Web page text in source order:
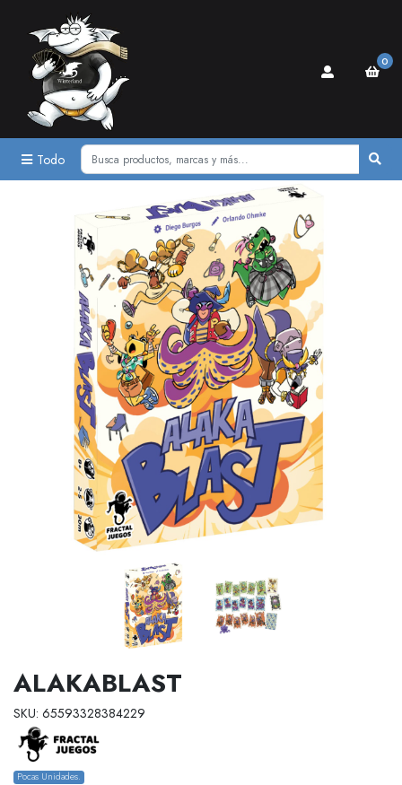
Todo
0
ALAKABLAST
SKU: 65593328384229
Pocas Unidades.